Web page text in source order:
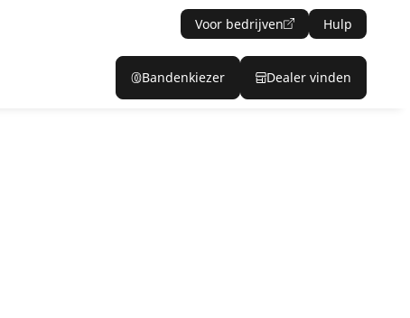
Voor bedrijven Hulp
Bandenkiezer Dealer vinden